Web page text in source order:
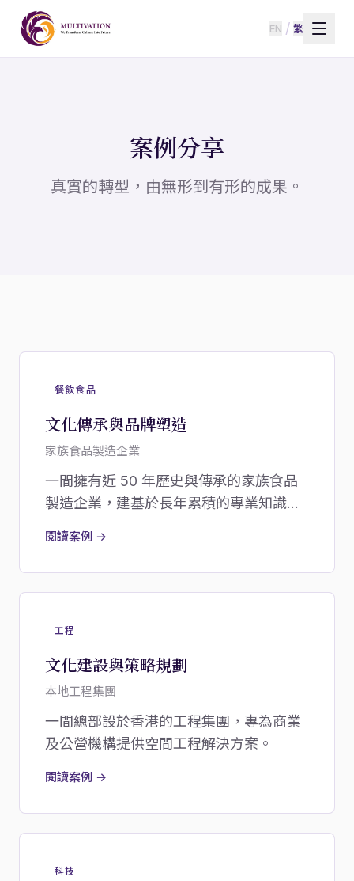
EN / 繁
案例分享
真實的轉型，由無形到有形的成果。
餐飲食品
文化傳承與品牌塑造
家族食品製造企業
一間擁有近 50 年歷史與傳承的家族食品
製造企業，建基於長年累積的專業知識、
化的深厚傳統。
閱讀案例 →
工程
文化建設與策略規劃
本地工程集團
一間總部設於香港的工程集團，專為商業
及公營機構提供空間工程解決方案。
閱讀案例 →
科技